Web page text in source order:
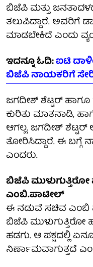
ಬಿಜೆಪಿ ಮತ್ತು
ತಲುಪಿದ್ದಾರೆ. ಅವರಿಗೆ
ಮಾಡಬೇಕಿದೆ ಎಂದು
ಇದನ್ನೂ ಓದಿ:ಐಟಿ
ಬಿಜೆಪಿ ನಾಯಕರಿಗೆ
ಜಗದೀಶ್ ಶೆಟ್ಟರ್‌
ಕುರಿತು ಮಾತನಾಡಿ,
ಆಗಲ್ಲ. ಜಗದೀಶ್ ಶೆಟ್ಟರ್
ತೋರಿಸಿದ್ದಾರೆ. ಈ ಬಗ್ಗೆ
ಎಂದರು.
ಬಿಜೆಪಿ ಮುಳುಗುತ್ತಿರೋ
ಎಂಬಿ.ಪಾಟೀಲ್
ಈ ನಡುವೆ ಸಚಿವ ಎಂಬಿ
ಬಿಜೆಪಿ ಮುಳುಗುತ್ತಿರೋ
ಹಡಗು. ಆ ಪಕ್ಷದಲ್ಲಿ
ನಿರ್ಣಾಮವಾಗುತ್ತದೆ